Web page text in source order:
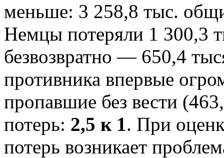
меньше: 3 258,8 тыс.
Немцы потеряли 1 300,3
безвозвратно — 650,4
противника впервые
пропавшие без вести
потерь: 2,5 к 1. При
потерь возникает